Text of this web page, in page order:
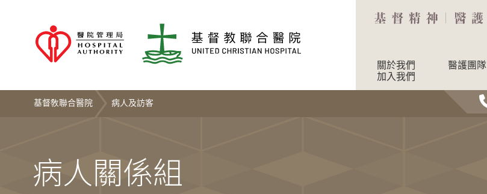
關於我們 醫護團隊
加入我們
基督敎聯合醫院 病人及訪客
病人關係組